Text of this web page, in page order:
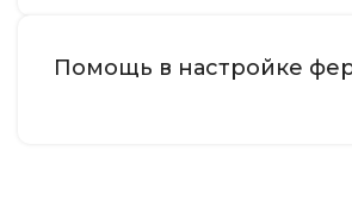
Помощь в настройке